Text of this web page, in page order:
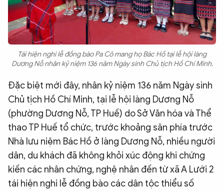
Tái hiện nghi lễ đồng bào Pa Cô mang họ Bác Hồ tại lễ hội làng
Dương Nỗ nhân kỷ niệm 136 năm Ngày sinh Chủ tịch Hồ Chí Minh.
Đặc biệt mới đây, nhân kỷ niệm 136 năm Ngày sinh
Chủ tịch Hồ Chí Minh, tại lễ hội làng Dương Nỗ
(phường Dương Nỗ, TP Huế) do Sở Văn hóa và Thể
thao TP Huế tổ chức, trước khoảng sân phía trước
Nhà lưu niệm Bác Hồ ở làng Dương Nỗ, nhiều người
dân, du khách đã không khỏi xúc động khi chứng
kiến các nhân chứng, nghệ nhân đến từ xã A Lưới 2
tái hiện nghi lễ đồng bào các dân tộc thiểu số